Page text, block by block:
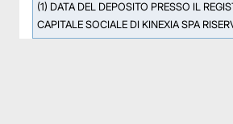
(1) DATA DEL DEPOSITO PRESSO IL
CAPITALE SOCIALE DI KINEXIA SPA